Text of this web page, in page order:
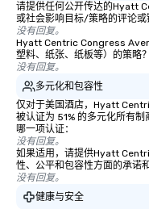
请提供任何公开传达的Hyatt
或社会影响目标/策略的评论或
没有回复。
Hyatt Centric Congress
塑料、纸张、纸板等）的策略
没有回复。
多元化和包容性
仅对于美国酒店，Hyatt
被认证为 51% 的多元化所有
哪一项认证：
没有回复。
如果适用，请提供Hyatt
性、公平和包容性方面的承诺
没有回复。
健康与安全